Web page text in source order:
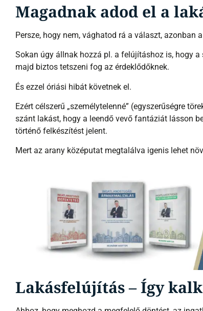
Magadnak adod el a
Persze, hogy nem, vághatod rá a választ, azonban
Sokan úgy állnak hozzá pl. a felújításhoz is, hogy
majd biztos tetszeni fog az érdeklődőknek.
És ezzel óriási hibát követnek el.
Ezért célszerű „személytelenné” (egyszerűségre
szánt lakást, hogy a leendő vevő fantáziát lásson
történő felkészítést jelent.
Mert az arany középutat megtalálva igenis lehet
Lakásfelújítás – Így